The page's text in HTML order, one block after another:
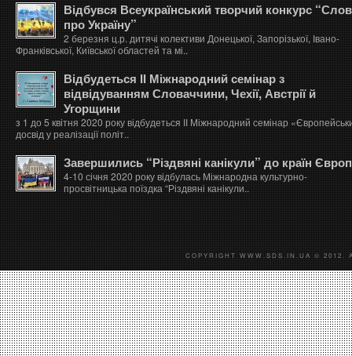
Відбувся Всеукраїнський творчий конкурс
про Україну”
2 березня ц.р. дитячі колективи Донецької, Запорізької, Івано-
Франківської, Київської областей та мі..
Відбудеться ІІ Міжнародний семінар з
відвідуванням Словаччини, Чехії, Австрії й
Угорщини
з 1 до 5 квітня 2020 року відбудеться ІІ Міжнародний семінар
досвід у реалізації політ..
Завершились “Різдвяні канікули” до країн
4-10 січня 2020 року відбулась Міжнародна культурно-
просвітницька поїздка “Різдвяні канікули..
COPYRIGHT WWW.SDS.IN.UA © 2012.